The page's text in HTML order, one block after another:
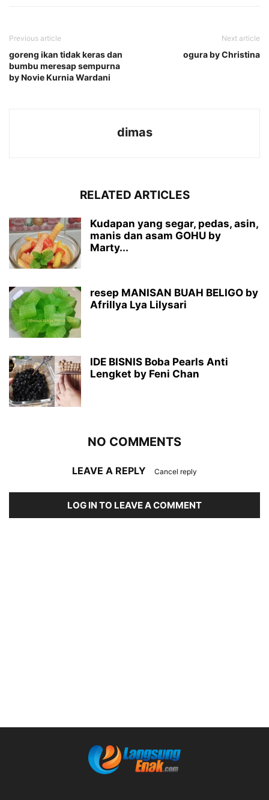
Previous article
goreng ikan tidak keras dan
bumbu meresap sempurna
by Novie Kurnia Wardani
Next article
ogura by Christina
dimas
RELATED ARTICLES
Kudapan yang segar, pedas, asin,
manis dan asam GOHU by
Marty...
resep MANISAN BUAH BELIGO by
Afrillya Lya Lilysari
IDE BISNIS Boba Pearls Anti
Lengket by Feni Chan
NO COMMENTS
LEAVE A REPLY Cancel reply
LOG IN TO LEAVE A COMMENT